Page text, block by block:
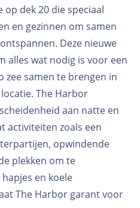
dek 20 die speciaal
en gezinnen om samen
Deze nieuwe
alles wat nodig is voor een
zee samen te brengen in
The Harbor
aan natte en
activiteiten zoals een
opwindende
plekken om te
en koele
The Harbor garant voor